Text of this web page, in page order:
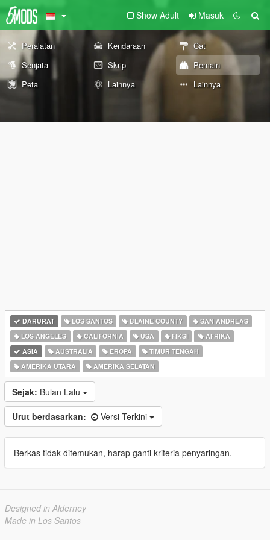
Show Adult Masuk
Peralatan Kendaraan
Cat
Senjata
Skrip
Pemain
Peta
Lainnya Lainnya
DARURAT LOS SANTOS BLAINE COUNTY
SAN ANDREAS
LOS ANGELES
CALIFORNIA USA FIKSI
AFRIKA
ASIA
AUSTRALIA EROPA
TIMUR TENGAH
AMERIKA UTARA
AMERIKA SELATAN
Sejak: Bulan Lalu
Urut berdasarkan: Versi Terkini
Berkas tidak ditemukan, harap ganti kriteria penyaringan.
Designed in Alderney
Made in Los Santos